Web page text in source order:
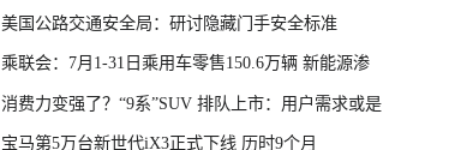
美国公路交通安全局：研讨隐藏门手安全标准
乘联会：7月1-31日乘用车零售150.6万辆 新能源渗
透率64.4%
消费力变强了？“9系”SUV 排队上市：用户需求或是
主因
宝马第5万台新世代iX3正式下线 历时9个月